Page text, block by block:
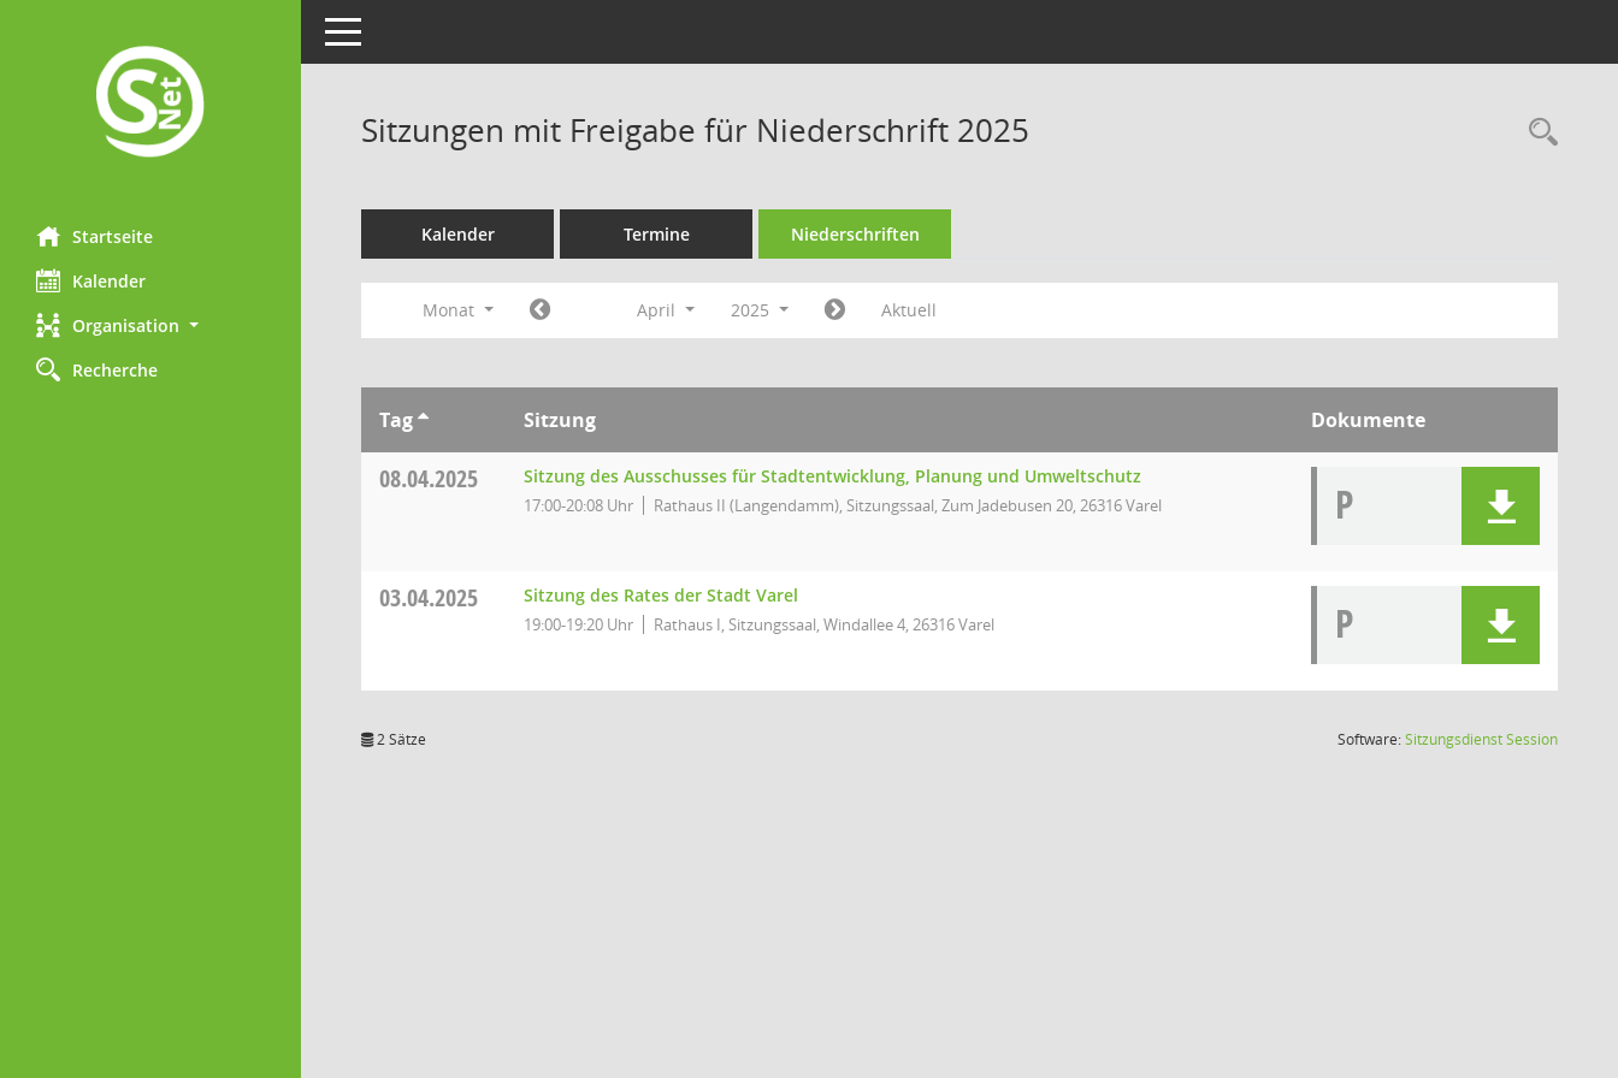
Startseite
Kalender
Organisation
Recherche
Toggle navigation
Sitzungen mit Freigabe für Niederschrift 2025
Kalender Termine Niederschriften
Monat April 2025 Aktuell
Tag Sitzung Dokumente
08.04.2025 Sitzung des Ausschusses für Stadtentwicklung, Planung und Umweltschutz
17:00-20:08 Uhr Rathaus II (Langendamm), Sitzungssaal, Zum Jadebusen 20, 26316 Varel P
03.04.2025 Sitzung des Rates der Stadt Varel
19:00-19:20 Uhr Rathaus I, Sitzungssaal, Windallee 4, 26316 Varel P
2 Sätze Software:SitzungsdienstSession(Wird in